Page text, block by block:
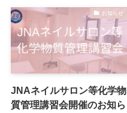
お知らせ
JNAネイルサロン等化学物
質管理講習会開催のお知ら